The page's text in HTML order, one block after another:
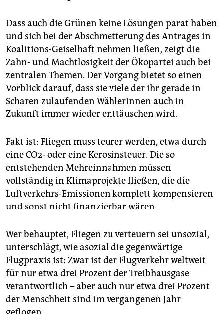
Dass auch die Grünen keine Lösungen parat haben
und sich bei der Abschmetterung des Antrages in
Koalitions-Geiselhaft nehmen ließen, zeigt die
Zahn- und Machtlosigkeit der Ökopartei auch bei
zentralen Themen. Der Vorgang bietet so einen
Vorblick darauf, dass sie viele der ihr gerade in
Scharen zulaufenden WählerInnen auch in
Zukunft immer wieder enttäuschen wird.
Fakt ist: Fliegen muss teurer werden, etwa durch
eine CO2- oder eine Kerosinsteuer. Die so
entstehenden Mehreinnahmen müssen
vollständig in Klimaprojekte fließen, die die
Luftverkehrs-Emissionen komplett kompensieren
und sonst nicht finanzierbar wären.
Wer behauptet, Fliegen zu verteuern sei unsozial,
unterschlägt, wie asozial die gegenwärtige
Flugpraxis ist: Zwar ist der Flugverkehr weltweit
für nur etwa drei Prozent der Treib­hausgase
verantwortlich – aber auch nur etwa drei Prozent
der Menschheit sind im vergangenen Jahr